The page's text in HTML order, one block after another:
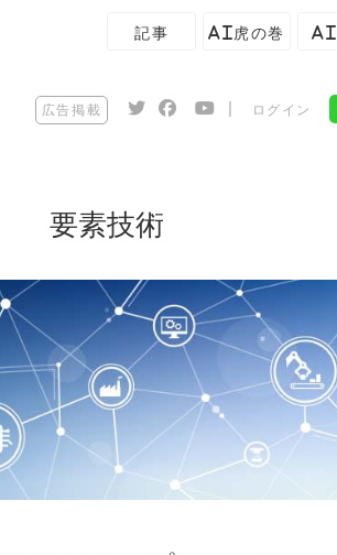
記事 AI虎の巻 AI
広告掲載 ログイン
要素技術